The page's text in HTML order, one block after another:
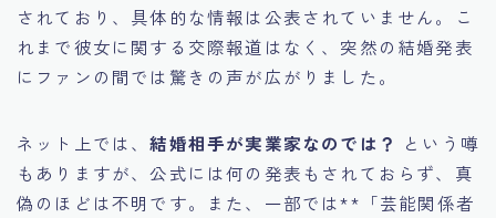
されており、具体的な情報は公表されていません。こ
れまで彼女に関する交際報道はなく、突然の結婚発表
にファンの間では驚きの声が広がりました。
ネット上では、結婚相手が実業家なのでは？ という噂
もありますが、公式には何の発表もされておらず、真
偽のほどは不明です。また、一部では**「芸能関係者